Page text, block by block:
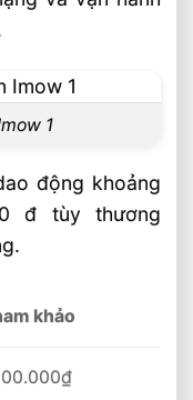
1
động khoảng
đ tùy thương
khảo